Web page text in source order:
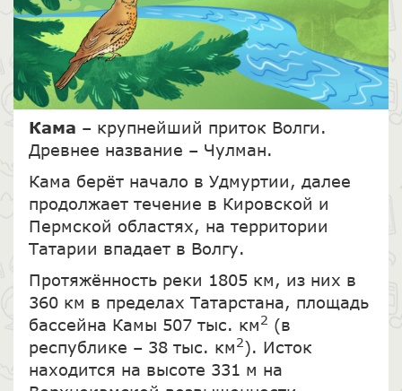
Кама – крупнейший приток Волги.
Древнее название – Чулман.
Кама берёт начало в Удмуртии, далее
продолжает течение в Кировской и
Пермской областях, на территории
Татарии впадает в Волгу.
Протяжённость реки 1805 км, из них в
360 км в пределах Татарстана, площадь
бассейна Камы 507 тыс. км2 (в
республике – 38 тыс. км2). Исток
находится на высоте 331 м на